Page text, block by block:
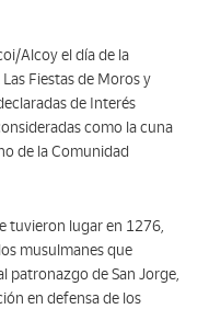
Alcoy el día de la
Fiestas de Moros y
de Interés
como la cuna
de la Comunidad
tuvieron lugar en 1276,
musulmanes que
patronazgo de San Jorge,
en defensa de los